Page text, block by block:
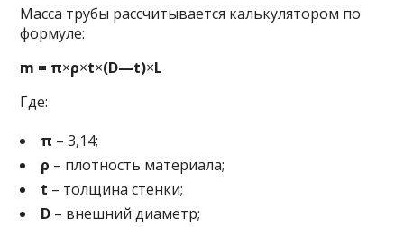
Масса трубы рассчитывается калькулятором по
формуле:
m = π×ρ×t×(D—t)×L
Где:
π – 3,14;
ρ – плотность материала;
t – толщина стенки;
D – внешний диаметр;